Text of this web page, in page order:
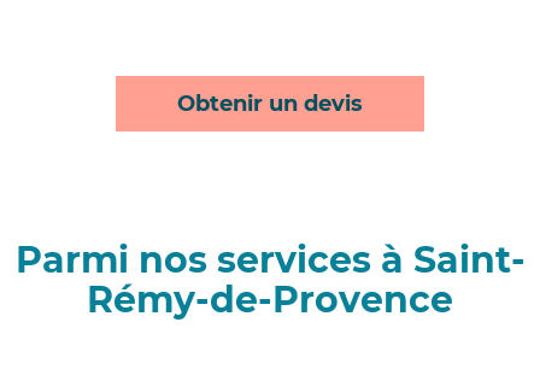
Obtenir un devis
Parmi nos services à Saint-
Rémy-de-Provence